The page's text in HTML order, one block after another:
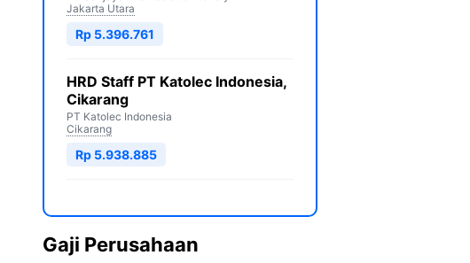
Jakarta Utara
Rp 5.396.761
HRD Staff PT Katolec Indonesia,
Cikarang
PT Katolec Indonesia
Cikarang
Rp 5.938.885
Gaji Perusahaan